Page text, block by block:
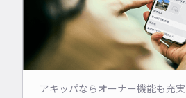
アキッパならオーナー機能も充実